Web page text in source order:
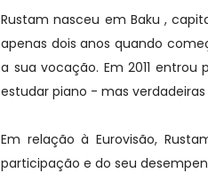
Rustam nasceu em Baku ,
apenas dois anos quando
a sua vocação. Em 2011 entrou
estudar piano - mas
Em relação à Eurovisão,
participação e do seu